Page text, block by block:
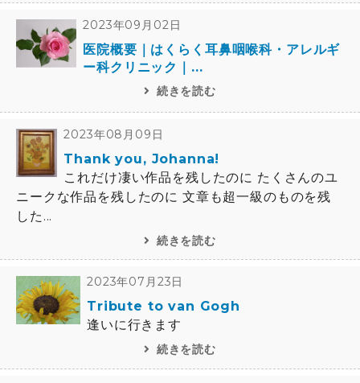
2023年09月02日
医院概要｜はくらく耳鼻咽喉科・アレルギ
ー科クリニック｜...
続きを読む
2023年08月09日
Thank you, Johanna!
これだけ凄い作品を残したのに たくさんのユ
ニークな作品を残したのに 文章も超一級のものを残
した...
続きを読む
2023年07月23日
Tribute to van Gogh
逢いに行きます
続きを読む